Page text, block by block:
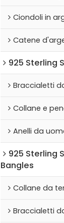
Ciondoli in
Catene
925 Sterling
Braccialetti
Collane e
Anelli da
925 Sterling
Bangles
Collane da
Braccialetti